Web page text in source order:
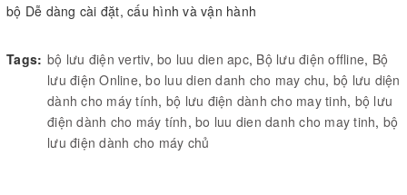
bộ Dễ dàng cài đặt, cấu hình và vận hành
Tags: bộ lưu điện vertiv, bo luu dien apc, Bộ lưu điện offline, Bộ
lưu điện Online,bo luu dien danh cho may chu, bộ lưu diện
dành cho máy tính, bộ lưu điện dành cho may tinh, bộ lưu
điện dành cho máy tính, bo luu dien danh cho may tinh, bộ
lưu điện dành cho máy chủ